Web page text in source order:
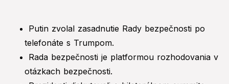
Putin zvolal zasadnutie Rady bezpečnosti po
telefonáte s Trumpom.
Rada bezpečnosti je platformou rozhodovania v
otázkach bezpečnosti.